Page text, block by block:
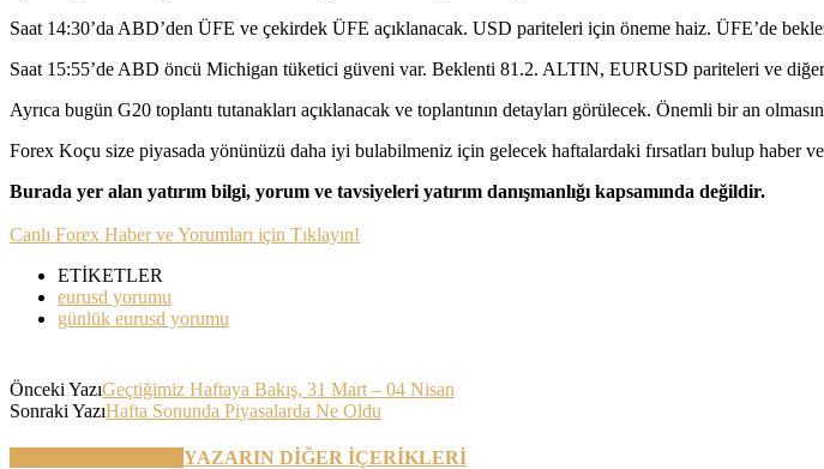
Saat 14:30’da ABD’den ÜFE ve çekirdek ÜFE açıklanacak. USD pariteleri için öneme haiz. ÜFE’de
Saat 15:55’de ABD öncü Michigan tüketici güveni var. Beklenti 81.2. ALTIN, EURUSD pariteleri ve
Ayrıca bugün G20 toplantı tutanakları açıklanacak ve toplantının detayları görülecek. Önemli bir an
Forex Koçu size piyasada yönünüzü daha iyi bulabilmeniz için gelecek haftalardaki fırsatları bulup haber
Burada yer alan yatırım bilgi, yorum ve tavsiyeleri yatırım danışmanlığı kapsamında değildir.
Canlı Forex Haber ve Yorumları için Tıklayın!
ETİKETLER
eurusd yorumu
günlük eurusd yorumu
Önceki YazıGeçtiğimiz Haftaya Bakış, 31 Mart – 04 Nisan
Sonraki YazıHafta Sonunda Piyasalarda Ne Oldu
YAZARIN DİĞER İÇERİKLERİ